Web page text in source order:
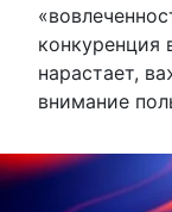
конкуренция
нарастает,
внимание